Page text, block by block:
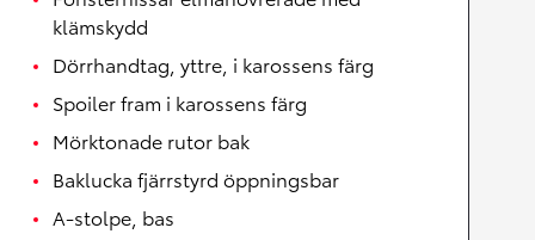
klämskydd
Dörrhandtag, yttre, i karossens färg
Spoiler fram i karossens färg
Mörktonade rutor bak
Baklucka fjärrstyrd öppningsbar
A-stolpe, bas